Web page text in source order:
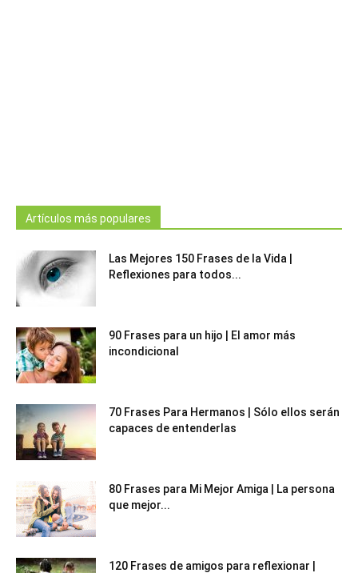
Artículos más populares
Las Mejores 150 Frases de la Vida |
Reflexiones para todos...
90 Frases para un hijo | El amor más
incondicional
70 Frases Para Hermanos | Sólo ellos serán
capaces de entenderlas
80 Frases para Mi Mejor Amiga | La persona
que mejor...
120 Frases de amigos para reflexionar |